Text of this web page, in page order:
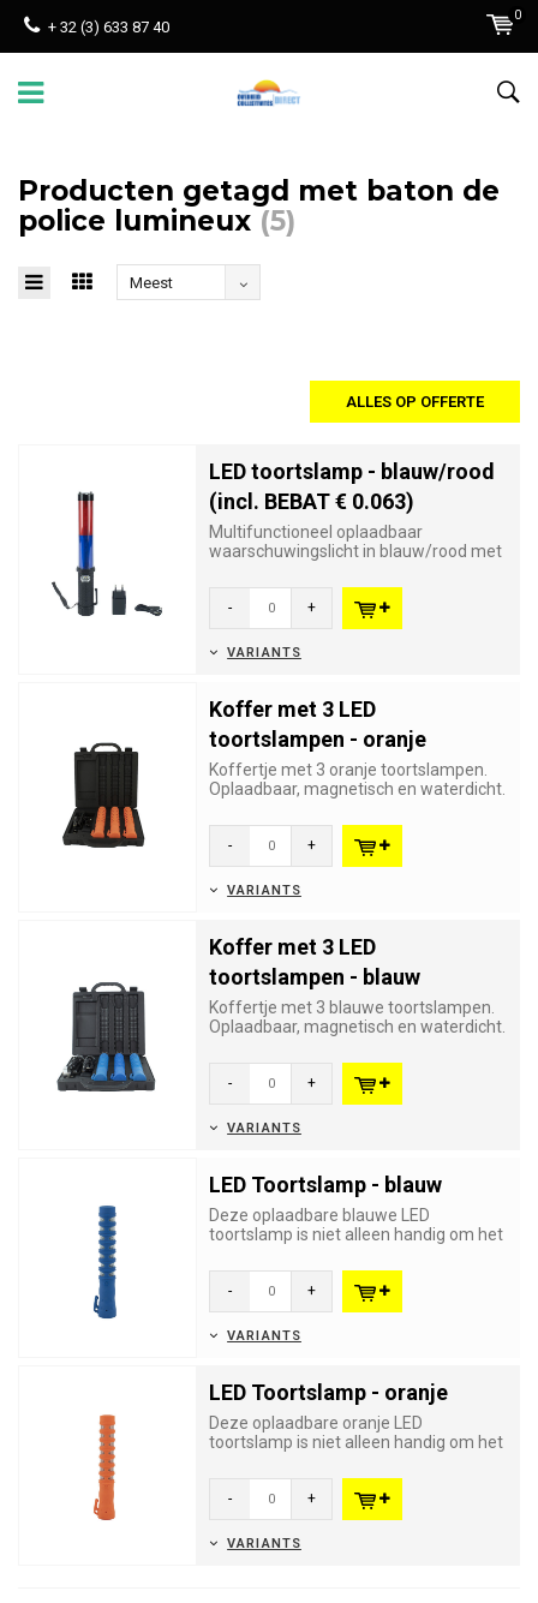
+ 32 (3) 633 87 40
0
Producten getagd met baton de
police lumineux (5)
Meest
ALLES OP OFFERTE
LED toortslamp - blauw/rood
(incl. BEBAT € 0.063)
Multifunctioneel oplaadbaar
waarschuwingslicht in blauw/rood met
- +
VARIANTS
Koffer met 3 LED
toortslampen - oranje
Koffertje met 3 oranje toortslampen.
Oplaadbaar, magnetisch en waterdicht.
- +
VARIANTS
Koffer met 3 LED
toortslampen - blauw
Koffertje met 3 blauwe toortslampen.
Oplaadbaar, magnetisch en waterdicht.
- +
VARIANTS
LED Toortslamp - blauw
Deze oplaadbare blauwe LED
toortslamp is niet alleen handig om het
- +
VARIANTS
LED Toortslamp - oranje
Deze oplaadbare oranje LED
toortslamp is niet alleen handig om het
- +
VARIANTS